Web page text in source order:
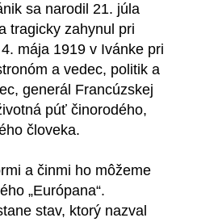
sa narodil 21. júla
tragicky zahynul pri
mája 1919 v Ivánke pri
a vedec, politik a
generál Francúzskej
púť činorodého,
človeka.
a činmi ho môžeme
„Európana“.
stav, ktorý nazval